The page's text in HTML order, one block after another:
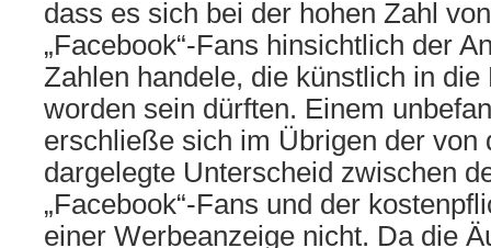
dass es sich bei der hohen Zahl
„Facebook“-Fans hinsichtlich der
Zahlen handele, die künstlich in die
worden sein dürften. Einem
erschließe sich im Übrigen der von
dargelegte Unterscheid zwischen
„Facebook“-Fans und der
einer Werbeanzeige nicht. Da die